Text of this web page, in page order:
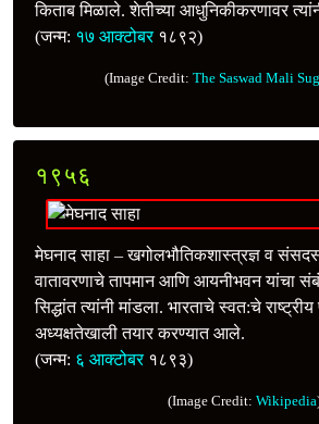
किताब मिळाले. शेतीच्या आधुनिकीकरणावर
(जन्म: १७ आक्टोबर१८९२)
(Image Credit: The Saswad Mali
१९५६
मेघनाद साहा – खगोलभौतिकशास्त्रज्ञ व
वातावरणाचे तापमान आणि आयनीभवन यांचा
सिद्धांत त्यांनी मांडला. भारताचे स्वत:चे राष्ट्रीय
अध्यक्षतेखाली तयार करण्यात आले.
(जन्म: ६ आक्टोबर१८९३)
(Image Credit: Wikipedia